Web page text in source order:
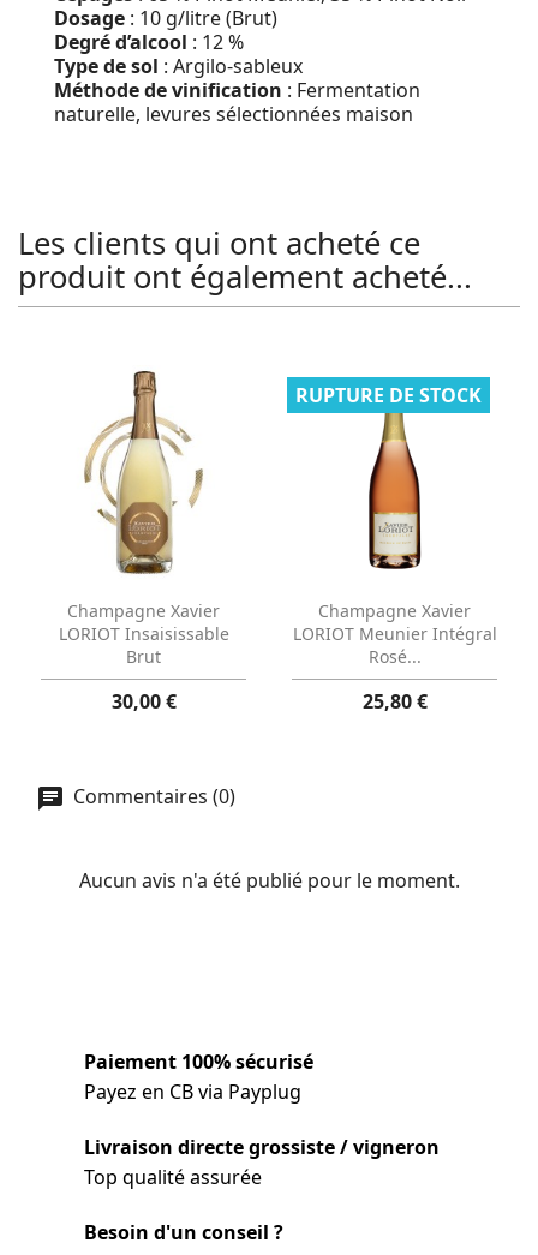
Dosage : 10 g/litre (Brut)
Degré d’alcool : 12 %
Type de sol : Argilo-sableux
Méthode de vinification : Fermentation
naturelle, levures sélectionnées maison
Les clients qui ont acheté ce
produit ont également acheté...
Aperçu rapide
Champagne Xavier
LORIOT Insaisissable
Brut
30,00 €
Aperçu rapide
Champagne Xavier
LORIOT Meunier Intégral
Rosé...
25,80 €
RUPTURE DE STOCK
Commentaires (0)
Aucun avis n'a été publié pour le moment.
Paiement 100% sécurisé
Payez en CB via Payplug
Livraison directe grossiste / vigneron
Top qualité assurée
Besoin d'un conseil ?